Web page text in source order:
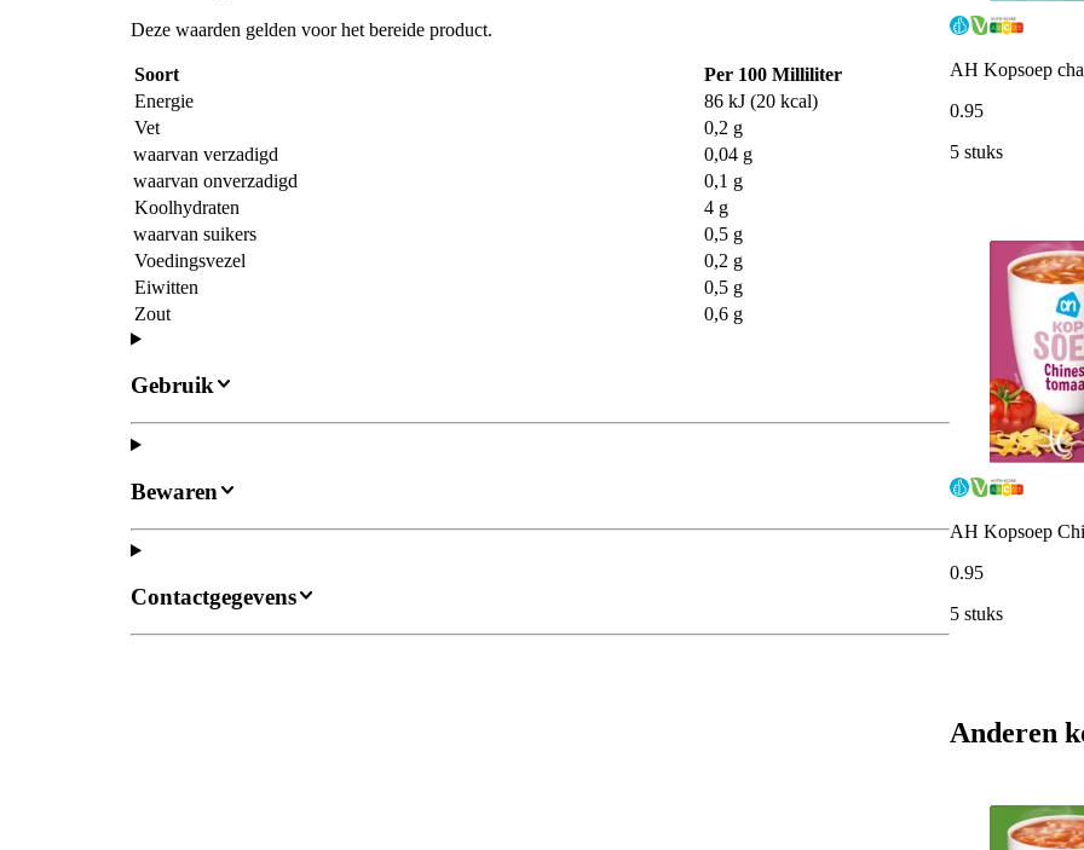
Deze waarden gelden voor het bereide product.
Soort
Per 100 Milliliter
Energie
86 kJ (20 kcal)
Vet
0,2 g
waarvan verzadigd
0,04 g
waarvan onverzadigd
0,1 g
Koolhydraten
4 g
waarvan suikers
0,5 g
Voedingsvezel
0,2 g
Eiwitten
0,5 g
Zout
0,6 g
Gebruik
Bewaren
Contactgegevens
AH Kopsoep
0.95
5 stuks
AH Kopsoep
0.95
5 stuks
Anderen